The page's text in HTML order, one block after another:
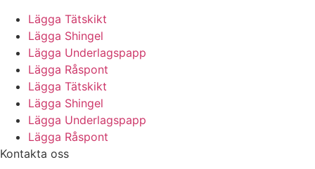
Lägga Tätskikt
Lägga Shingel
Lägga Underlagspapp
Lägga Råspont
Lägga Tätskikt
Lägga Shingel
Lägga Underlagspapp
Lägga Råspont
Kontakta oss